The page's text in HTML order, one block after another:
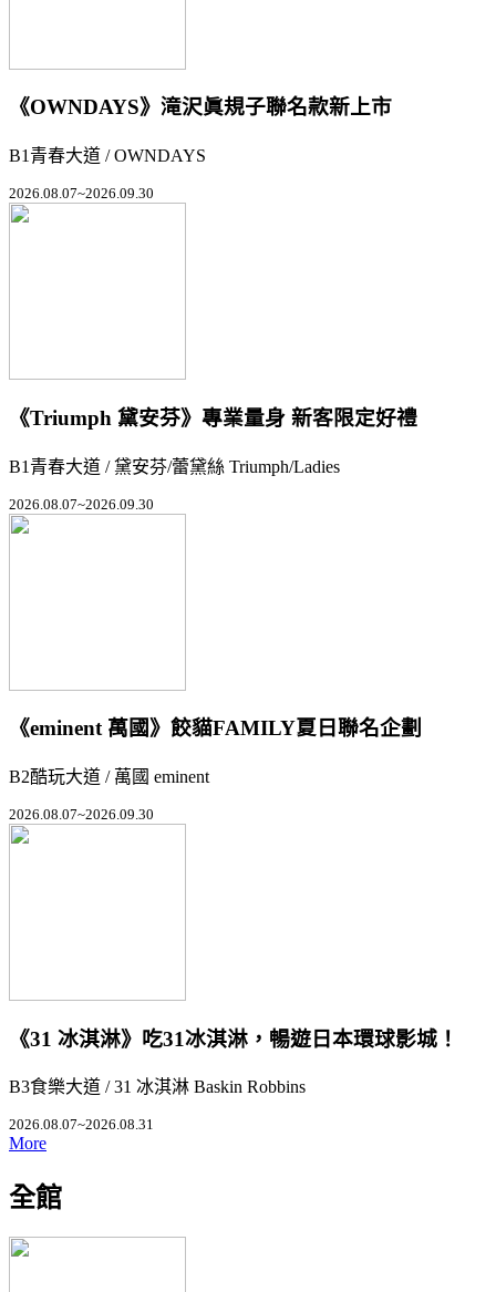
《OWNDAYS》滝沢眞規子聯名款新上市
B1青春大道 / OWNDAYS
2026.08.07~2026.09.30
《Triumph 黛安芬》專業量身 新客限定好禮
B1青春大道 / 黛安芬/蕾黛絲 Triumph/Ladies
2026.08.07~2026.09.30
《eminent 萬國》餃貓FAMILY夏日聯名企劃
B2酷玩大道 / 萬國 eminent
2026.08.07~2026.09.30
《31 冰淇淋》吃31冰淇淋，暢遊日本環球影城！
B3食樂大道 / 31 冰淇淋 Baskin Robbins
2026.08.07~2026.08.31
More
全館